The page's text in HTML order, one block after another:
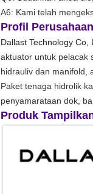
A6: Kami telah
Profil
Dallast Technology Co,
aktuator untuk pelacak
hidrauliv dan manifold,
Paket tenaga hidrolik
penyamarataan dok,
Produk